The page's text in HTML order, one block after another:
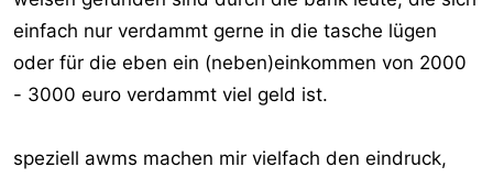
einfach nur verdammt gerne in die tasche lügen
oder für die eben ein (neben)einkommen von 2000
- 3000 euro verdammt viel geld ist.
speziell awms machen mir vielfach den eindruck,